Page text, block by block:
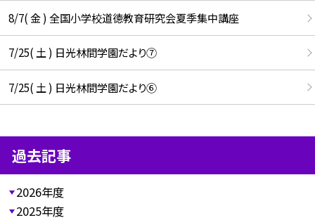
8/7( 金 ) 全国小学校道徳教育研究会夏季集中講座
7/25( 土 ) 日光林間学園だより⑦
7/25( 土 ) 日光林間学園だより⑥
過去記事
2026年度
2025年度